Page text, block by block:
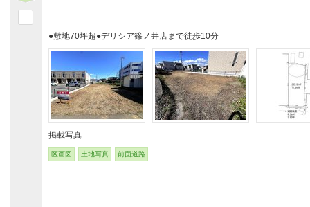
●敷地70坪超●デリシア篠ノ井店まで徒歩10分
掲載写真
区画図 土地写真 前面道路